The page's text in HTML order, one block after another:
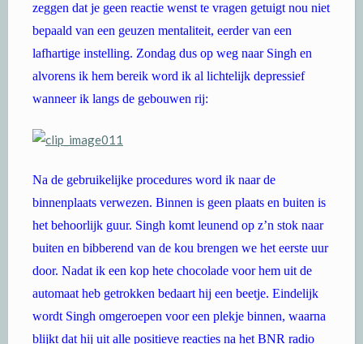
zeggen dat je geen reactie wenst te vragen getuigt nou niet
bepaald van een geuzen mentaliteit, eerder van een
lafhartige instelling. Zondag dus op weg naar Singh en
alvorens ik hem bereik word ik al lichtelijk depressief
wanneer ik langs de gebouwen rij:
Na de gebruikelijke procedures word ik naar de
binnenplaats verwezen. Binnen is geen plaats en buiten is
het behoorlijk guur. Singh komt leunend op z’n stok naar
buiten en bibberend van de kou brengen we het eerste uur
door. Nadat ik een kop hete chocolade voor hem uit de
automaat heb getrokken bedaart hij een beetje. Eindelijk
wordt Singh omgeroepen voor een plekje binnen, waarna
blijkt dat hij uit alle positieve reacties na het BNR radio